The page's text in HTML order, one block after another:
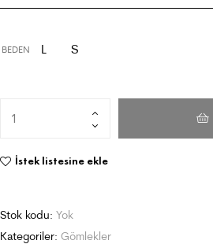
BEDEN L S
İstek listesine ekle
Stok kodu: Yok
Kategoriler: Gömlekler